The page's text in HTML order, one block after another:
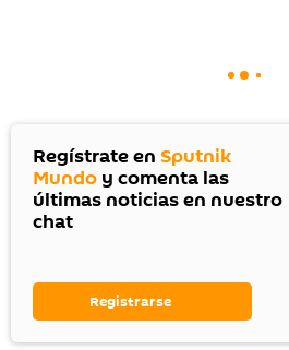
Regístrate en Sputnik
Mundo y comenta las
últimas noticias en nuestro
chat
Registrarse